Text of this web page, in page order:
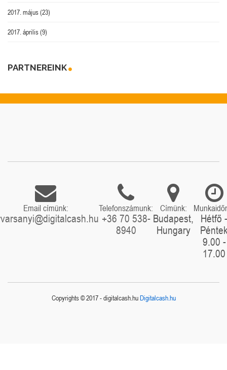
2017. május(23)
2017. április(9)
PARTNEREINK
Email címünk: Telefonszámunk:
+36 70 538-
8940
Címünk:
Budapest,
Hungary
Hétfő -
9.00 -
17.00
Copyrights © 2017 - digitalcash.huDigitalcash.hu